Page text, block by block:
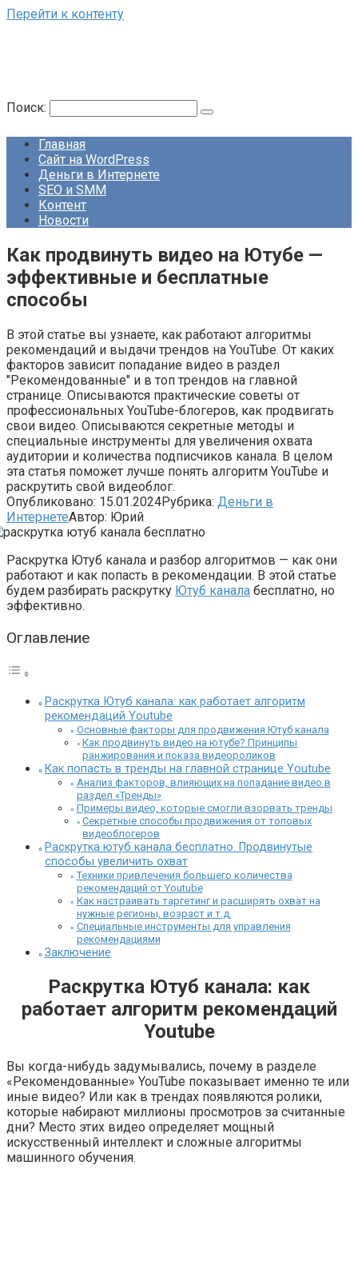
Перейти к контенту
Поиск:
Главная
Сайт на WordPress
Деньги в Интернете
SEO и SMM
Контент
Новости
Как продвинуть видео на Ютубе —
эффективные и бесплатные
способы
В этой статье вы узнаете, как работают алгоритмы
рекомендаций и выдачи трендов на YouTube. От каких
факторов зависит попадание видео в раздел
"Рекомендованные" и в топ трендов на главной
странице. Описываются практические советы от
профессиональных YouTube-блогеров, как продвигать
свои видео. Описываются секретные методы и
специальные инструменты для увеличения охвата
аудитории и количества подписчиков канала. В целом
эта статья поможет лучше понять алгоритм YouTube и
раскрутить свой видеоблог.
Опубликовано: 15.01.2024Рубрика: Деньги в
ИнтернетеАвтор: Юрий
Раскрутка Ютуб канала и разбор алгоритмов — как они
работают и как попасть в рекомендации. В этой статье
будем разбирать раскрутку Ютуб канала бесплатно, но
эффективно.
Оглавление
Раскрутка Ютуб канала: как работает алгоритм
рекомендаций Youtube
Основные факторы для продвижения Ютуб канала
Как продвинуть видео на ютубе? Принципы
ранжирования и показа видеороликов
Как попасть в тренды на главной странице Youtube
Анализ факторов, влияющих на попадание видео в
раздел «Тренды»
Примеры видео, которые смогли взорвать тренды
Секретные способы продвижения от топовых
видеоблогеров
Раскрутка ютуб канала бесплатно. Продвинутые
способы увеличить охват
Техники привлечения большего количества
рекомендаций от Youtube
Как настраивать таргетинг и расширять охват на
нужные регионы, возраст и т.д.
Специальные инструменты для управления
рекомендациями
Заключение
Раскрутка Ютуб канала: как
работает алгоритм рекомендаций
Youtube
Вы когда-нибудь задумывались, почему в разделе
«Рекомендованные» YouTube показывает именно те или
иные видео? Или как в трендах появляются ролики,
которые набирают миллионы просмотров за считанные
дни? Место этих видео определяет мощный
искусственный интеллект и сложные алгоритмы
машинного обучения.